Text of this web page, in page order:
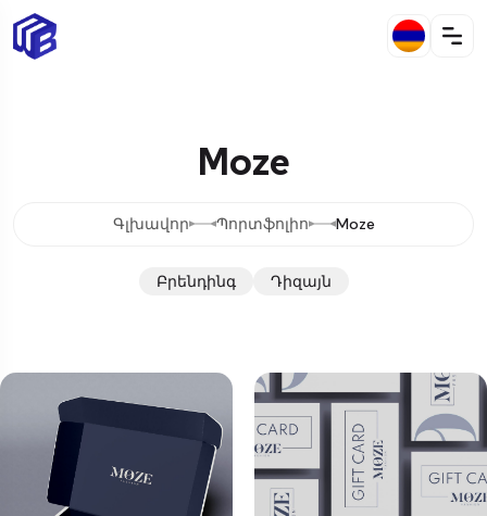
Moze
Գլխավոր Պորտֆոլիո Moze
Բրենդինգ Դիզայն